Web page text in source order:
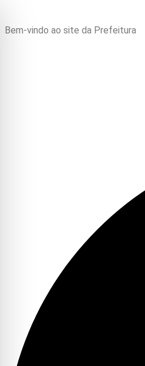
Bem-vindo ao site da Prefeitura